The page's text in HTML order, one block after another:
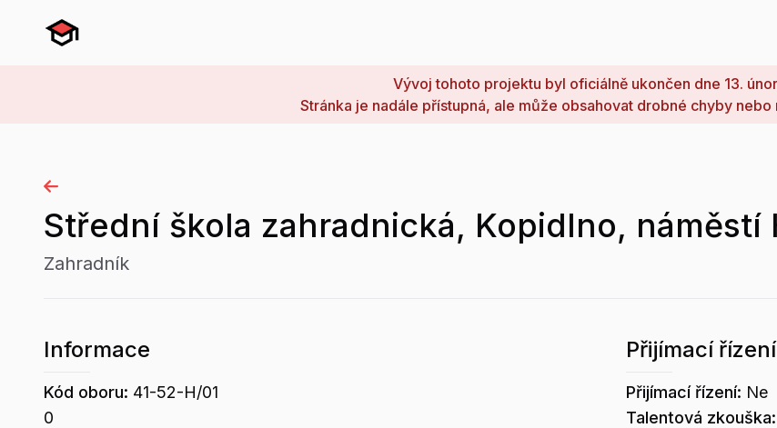
Vývoj tohoto projektu byl oficiálně ukončen dne 13.
Stránka je nadále přístupná, ale může obsahovat drobné chyby
Střední škola zahradnická, Kopidlno, náměstí
Zahradník
Informace
Kód oboru: 41-52-H/01
0
Přijímací řízení
Přijímací řízení: Ne
Talentová zkouška: